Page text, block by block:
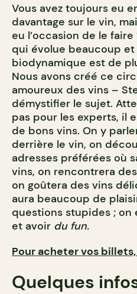
Vous avez toujours eu
davantage sur le vin,
eu l’occasion de le
qui évolue beaucoup
biodynamique est de
Nous avons créé ce
amoureux des vins –
démystifier le sujet.
pas pour les experts, il
de bons vins. On y
derrière le vin, on
adresses préférées où
vins, on rencontrera
on goûtera des vins
aura beaucoup de
questions stupides ;
et avoir du fun.
Pour acheter vos
Quelques